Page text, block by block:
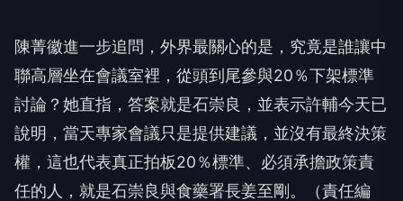
陳菁徽進一步追問，外界最關心的是，究竟是誰讓中
聯高層坐在會議室裡，從頭到尾參與20％下架標準
討論？她直指，答案就是石崇良，並表示許輔今天已
說明，當天專家會議只是提供建議，並沒有最終決策
權，這也代表真正拍板20％標準、必須承擔政策責
任的人，就是石崇良與食藥署長姜至剛。（責任編